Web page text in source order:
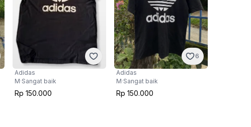
Adidas
M·Sangat baik
Rp 150.000
6
Adidas
M·Sangat baik
Rp 150.000